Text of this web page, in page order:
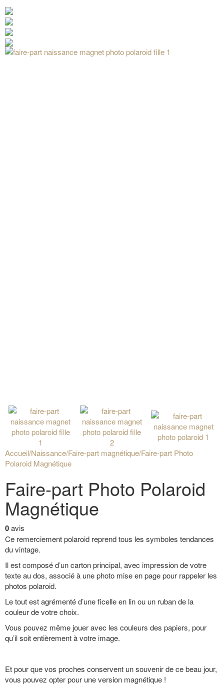
Accueil/Naissance/Faire-part magnétique/Faire-part Photo
Polaroid Magnétique
Faire-part Photo Polaroid
Magnétique
0avis
Ce remerciement polaroid reprend tous les symboles tendances
du vintage.
Il est composé d’un carton principal, avec impression de votre
texte au dos, associé à une photo mise en page pour rappeler les
photos polaroid.
Le tout est agrémenté d’une ficelle en lin ou un ruban de la
couleur de votre choix.
Vous pouvez même jouer avec les couleurs des papiers, pour
qu’il soit entièrement à votre image.
Et pour que vos proches conservent un souvenir de ce beau jour,
vous pouvez opter pour une version magnétique !